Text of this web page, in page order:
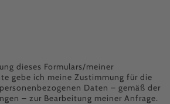
dieses Formulars/meiner
gebe ich meine Zustimmung für die
Daten – gemäß der
– zur Bearbeitung meiner Anfrage.